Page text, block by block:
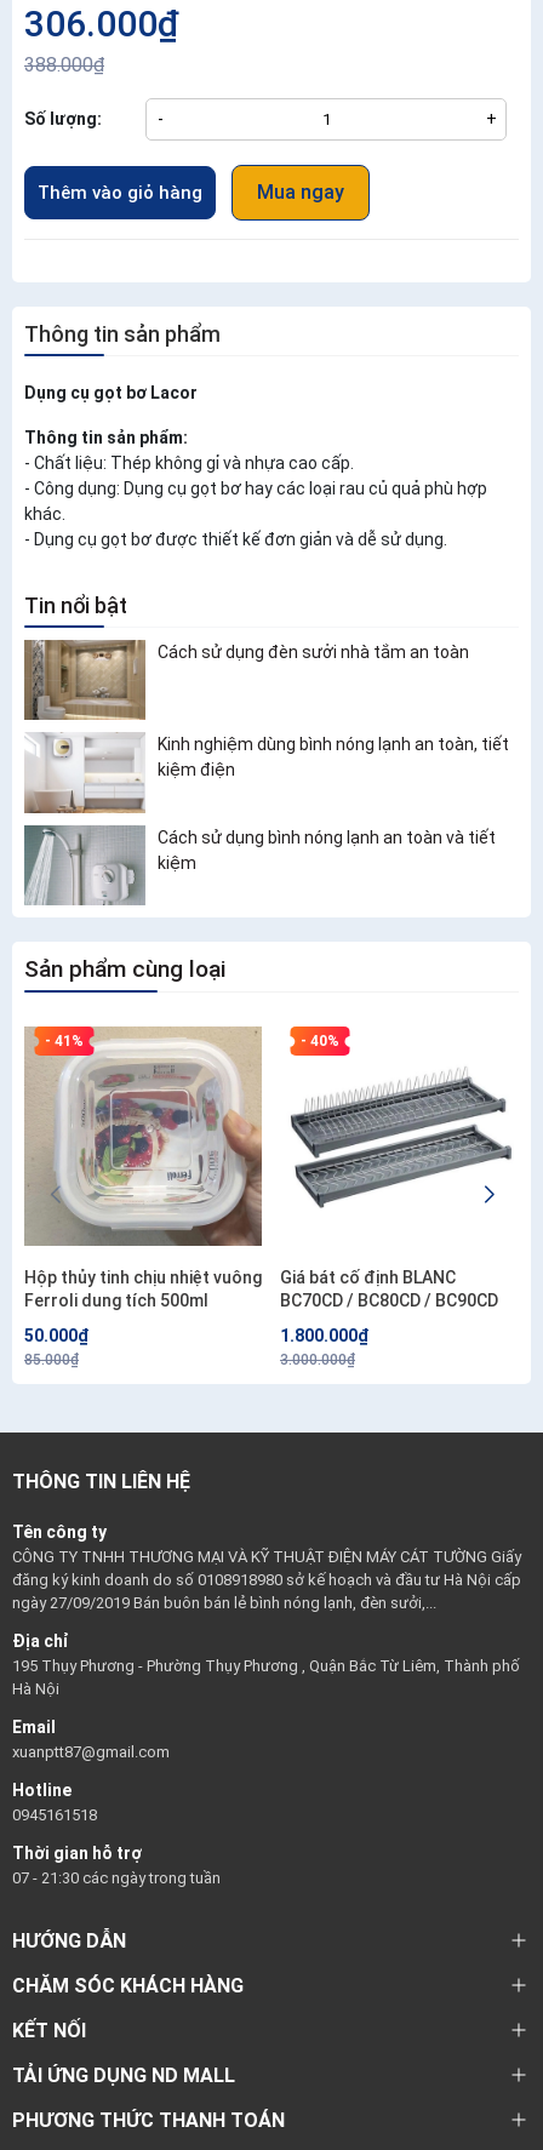
306.000₫
388.000₫
Số lượng: - +
Thêm vào giỏ hàng Mua ngay
Thông tin sản phẩm
Dụng cụ gọt bơ Lacor
Thông tin sản phẩm:
- Chất liệu: Thép không gỉ và nhựa cao cấp.
- Công dụng: Dụng cụ gọt bơ hay các loại rau củ quả phù hợp
khác.
- Dụng cụ gọt bơ được thiết kế đơn giản và dễ sử dụng.
Tin nổi bật
Cách sử dụng đèn sưởi nhà tắm an toàn
Kinh nghiệm dùng bình nóng lạnh an toàn, tiết
kiệm điện
Cách sử dụng bình nóng lạnh an toàn và tiết
kiệm
Sản phẩm cùng loại
- 41%
Hộp thủy tinh chịu nhiệt vuông
Ferroli dung tích 500ml
50.000₫
85.000₫
- 40%
Giá bát cố định BLANC
BC70CD / BC80CD / BC90CD
1.800.000₫
3.000.000₫
THÔNG TIN LIÊN HỆ
Tên công ty
CÔNG TY TNHH THƯƠNG MẠI VÀ KỸ THUẬT ĐIỆN MÁY CÁT TƯỜNG Giấy
đăng ký kinh doanh do số 0108918980 sở kế hoạch và đầu tư Hà Nội cấp
ngày 27/09/2019 Bán buôn bán lẻ bình nóng lạnh, đèn sưởi,...
Địa chỉ
195 Thụy Phương - Phường Thụy Phương , Quận Bắc Từ Liêm, Thành phố
Hà Nội
Email
xuanptt87@gmail.com
Hotline
0945161518
Thời gian hỗ trợ
07 - 21:30 các ngày trong tuần
HƯỚNG DẪN
CHĂM SÓC KHÁCH HÀNG
KẾT NỐI
TẢI ỨNG DỤNG ND MALL
PHƯƠNG THỨC THANH TOÁN